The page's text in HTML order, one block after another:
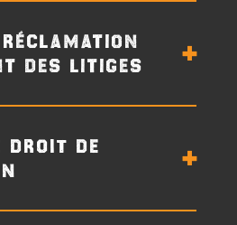
des litiges
DE